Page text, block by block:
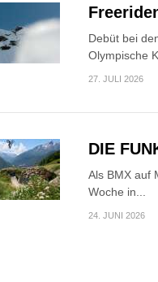
Debüt bei
Olympische
27. JULI 2026
DIE
Als BMX auf
Woche in...
24. JUNI 2026